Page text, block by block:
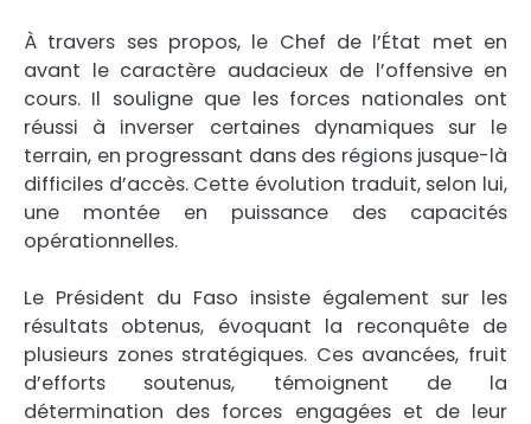
À travers ses propos, le Chef de l’État met en
avant le caractère audacieux de l’offensive en
cours. Il souligne que les forces nationales ont
réussi à inverser certaines dynamiques sur le
terrain, en progressant dans des régions jusque-là
difficiles d’accès. Cette évolution traduit, selon lui,
une montée en puissance des capacités
opérationnelles.
Le Président du Faso insiste également sur les
résultats obtenus, évoquant la reconquête de
plusieurs zones stratégiques. Ces avancées, fruit
d’efforts soutenus, témoignent de la
détermination des forces engagées et de leur